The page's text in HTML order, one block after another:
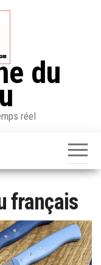
du
réel
français